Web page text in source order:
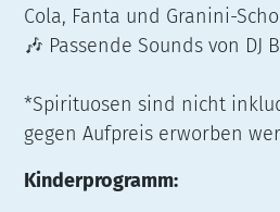
Cola, Fanta und Granini-
🎶 Passende Sounds von DJ
*Spirituosen sind nicht
gegen Aufpreis erworben
Kinderprogramm: